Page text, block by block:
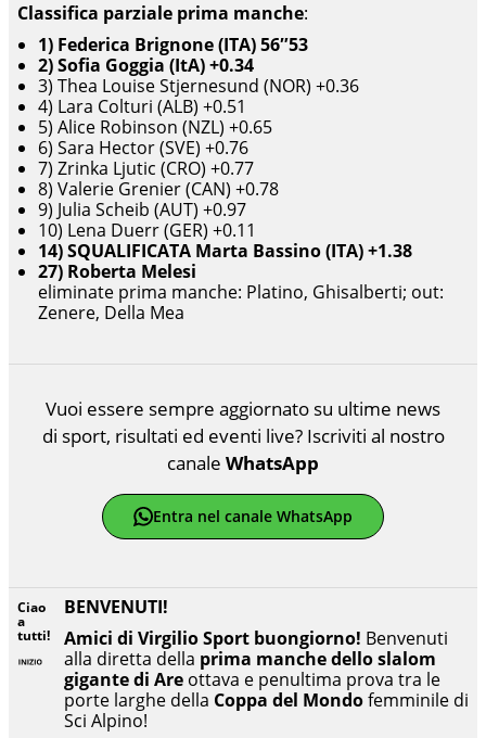
Classifica parziale prima manche:
1) Federica Brignone (ITA) 56″53
2) Sofia Goggia (ItA) +0.34
3) Thea Louise Stjernesund (NOR) +0.36
4) Lara Colturi (ALB) +0.51
5) Alice Robinson (NZL) +0.65
6) Sara Hector (SVE) +0.76
7) Zrinka Ljutic (CRO) +0.77
8) Valerie Grenier (CAN) +0.78
9) Julia Scheib (AUT) +0.97
10) Lena Duerr (GER) +0.11
14) SQUALIFICATA Marta Bassino (ITA) +1.38
27) Roberta Melesi
eliminate prima manche: Platino, Ghisalberti; out:
Zenere, Della Mea
Ciao
a
tutti!
BENVENUTI!
Amici di Virgilio Sport buongiorno! Benvenuti
alla diretta della prima manche dello slalom
gigante di Are ottava e penultima prova tra le
porte larghe della Coppa del Mondofemminile di
Sci Alpino!
Vuoi essere sempre aggiornato su ultime news
di sport, risultati ed eventi live? Iscriviti al nostro
canale WhatsApp
Entra nel canale WhatsApp